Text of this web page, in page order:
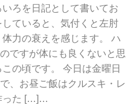
ろを日記として書いてお
ていると、気付くと左肘
力の衰えを感じます。 ハ
ですが体にも良くないと思
の頃です。 今日は金曜日
、お昼ご飯はクルスキ・レ
った […]…